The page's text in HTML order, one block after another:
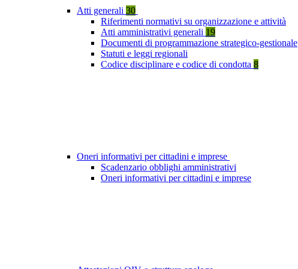
Atti generali 30
Riferimenti normativi su organizzazione e attività
Atti amministrativi generali 19
Documenti di programmazione strategico-gestionale
Statuti e leggi regionali
Codice disciplinare e codice di condotta 8
Oneri informativi per cittadini e imprese
Scadenzario obblighi amministrativi
Oneri informativi per cittadini e imprese